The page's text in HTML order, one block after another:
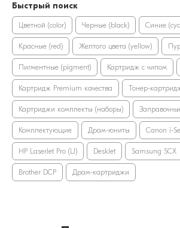
Быстрый поиск
Цветной (color) Черные (black) Синие
Красные (red) Желтого цвета (yellow)
Пигментные (pigment) Картридж с чипом
Картридж Premium качества Тонер-
Картриджи комплекты (наборы)
Комплектующие Драм-юниты Canon i-
HP LaserJet Pro (LJ) DeskJet Samsung SCX
Brother DCP Драм-картриджи